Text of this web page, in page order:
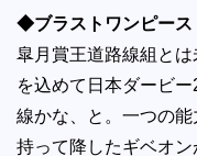
◆ブラストワンピース
皐月賞王道路線組と
を込めて日本ダービ
線かな、と。一つの
持って降したギベオン